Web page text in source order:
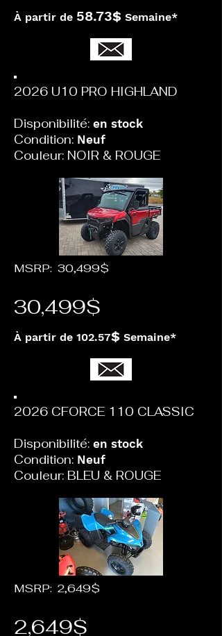
À partir de 58.73$ Semaine*
2026 U10 PRO HIGHLAND
Disponibilité: en stock
Condition: Neuf
Couleur: NOIR & ROUGE
MSRP: 30,499$
30,499$
À partir de 102.57$ Semaine*
2026 CFORCE 110 CLASSIC
Disponibilité: en stock
Condition: Neuf
Couleur: BLEU & ROUGE
MSRP: 2,649$
2,649$